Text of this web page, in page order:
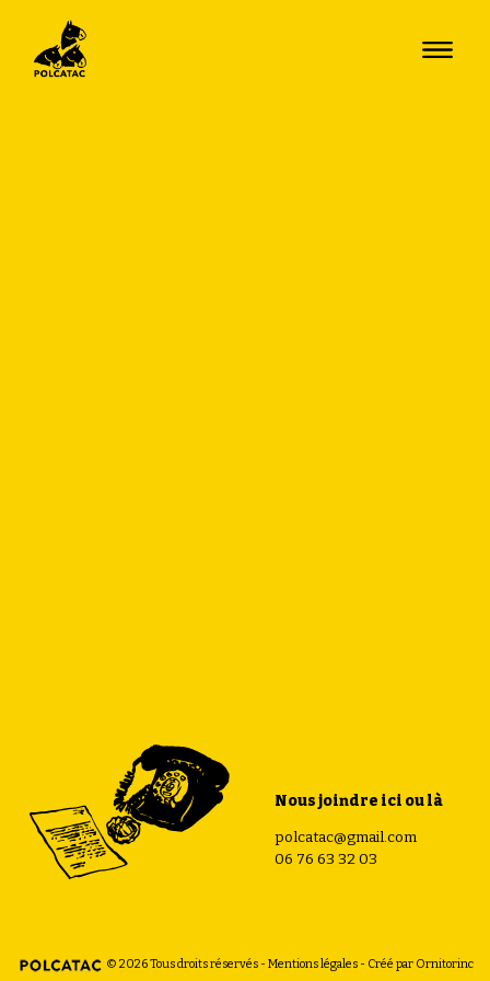
Nous joindre ici ou là
polcatac@gmail.com
06 76 63 32 03
© 2026 Tous droits réservés - Mentions légales - Créé par Ornitorinc